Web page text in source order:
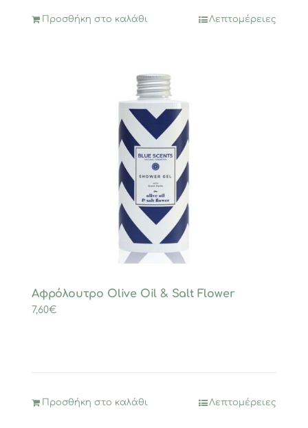
Προσθήκη στο καλάθι Λεπτομέρειες
Αφρόλουτρο Olive Oil & Salt Flower
7,60€
Προσθήκη στο καλάθι Λεπτομέρειες